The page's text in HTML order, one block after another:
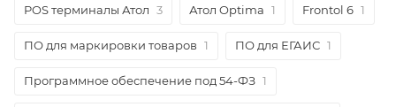
POS терминалы Атол 3 Атол Optima 1 Frontol 6 1
ПО для маркировки товаров 1 ПО для ЕГАИС 1
Программное обеспечение под 54-ФЗ 1